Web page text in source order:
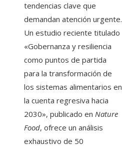
tendencias clave que
demandan atención urgente.
Un estudio reciente titulado
«Gobernanza y resiliencia
como puntos de partida
para la transformación de
los sistemas alimentarios en
la cuenta regresiva hacia
2030», publicado en Nature
Food, ofrece un análisis
exhaustivo de 50